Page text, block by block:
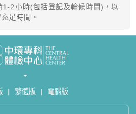
1-2小時(包括登記及輪候時間)，以
足時間。
| 繁體版 | 電腦版